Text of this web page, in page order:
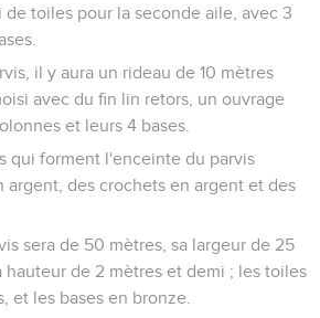
de toiles pour la seconde aile, avec 3
il y aura un rideau de 10 mètres
avec du fin lin retors, un ouvrage
et leurs 4 bases.
qui forment l'enceinte du parvis
argent, des crochets en argent et des
sera de 50 mètres, sa largeur de 25
hauteur de 2 mètres et demi ; les toiles
et les bases en bronze.